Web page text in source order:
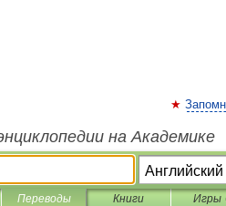
на Академике
Переводы Книги Игры